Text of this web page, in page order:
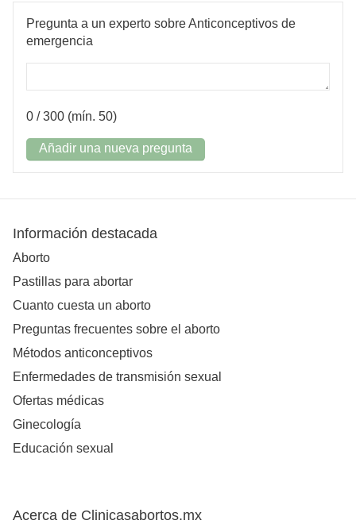
Pregunta a un experto sobre Anticonceptivos de
emergencia
0 / 300 (mín. 50)
Añadir una nueva pregunta
Información destacada
Aborto
Pastillas para abortar
Cuanto cuesta un aborto
Preguntas frecuentes sobre el aborto
Métodos anticonceptivos
Enfermedades de transmisión sexual
Ofertas médicas
Ginecología
Educación sexual
Acerca de Clinicasabortos.mx